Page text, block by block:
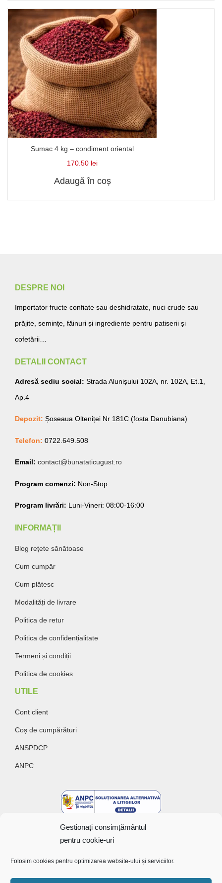
Gestionați consimțământul
pentru cookie-uri
Folosim cookies pentru optimizarea website-ului și serviciilor.
Sumac 4 kg – condiment oriental
170.50 lei
Adaugă în coș
DESPRE NOI
Importator fructe confiate sau deshidratate, nuci crude sau
prăjite, semințe, făinuri și ingrediente pentru patiserii și
cofetării…
DETALII CONTACT
Adresă sediu social: Strada Alunișului 102A, nr. 102A, Et.1,
Ap.4
Depozit: Șoseaua Olteniței Nr 181C (fosta Danubiana)
Telefon: 0722.649.508
Email: contact@bunataticugust.ro
Program comenzi: Non-Stop
Program livrări: Luni-Vineri: 08:00-16:00
INFORMAȚII
Blog rețete sănătoase
Cum cumpăr
Cum plătesc
Modalități de livrare
Politica de retur
Politica de confidențialitate
Termeni și condiții
Politica de cookies
UTILE
Cont client
Coș de cumpărături
ANSPDCP
ANPC